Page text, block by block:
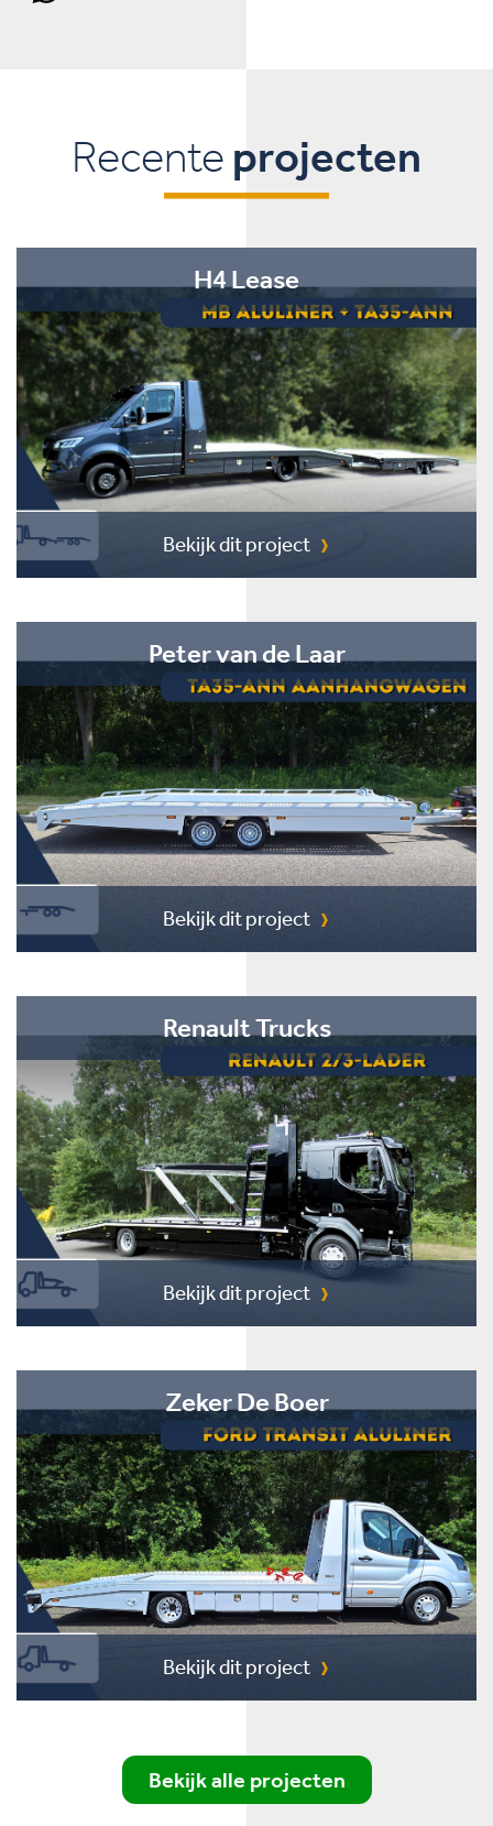
Recente projecten
H4 Lease
Bekijk dit project
Peter van de Laar
Bekijk dit project
Renault Trucks
Bekijk dit project
Zeker De Boer
Bekijk dit project
Bekijk alle projecten